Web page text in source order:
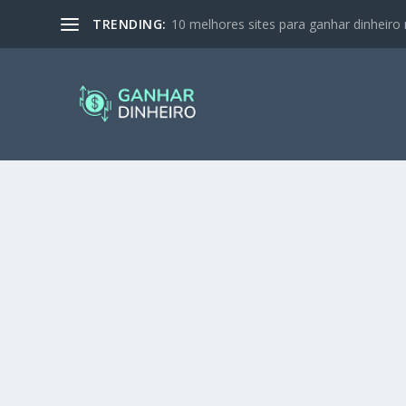
TRENDING: 10 melhores sites para ganhar dinheiro